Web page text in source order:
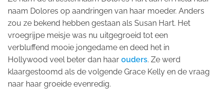
naam Dolores op aandringen van haar moeder. Anders
zou ze bekend hebben gestaan als Susan Hart. Het
vroegrijpe meisje was nu uitgegroeid tot een
verbluffend mooie jongedame en deed het in
Hollywood veel beter dan haar ouders. Ze werd
klaargestoomd als de volgende Grace Kelly en de vraag
naar haar groeide evenredig.